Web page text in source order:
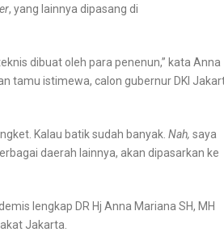
, yang lainnya dipasang di
dibuat oleh para penenun,” kata Anna
tamu istimewa, calon gubernur DKI
Kalau batik sudah banyak. Nah, saya
daerah lainnya, akan dipasarkan ke
lengkap DR Hj Anna Mariana SH, MH
Jakarta.